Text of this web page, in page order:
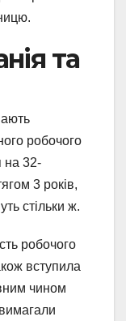
та
робочого
на 32-
3 років,
стільки ж.
робочого
вступила
чином